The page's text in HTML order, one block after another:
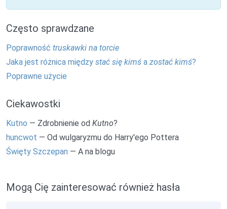
Często sprawdzane
Poprawność truskawki na torcie
Jaka jest różnica między stać się kimś a zostać kimś?
Poprawne użycie
Ciekawostki
Kutno — Zdrobnienie od Kutno?
huncwot — Od wulgaryzmu do Harry'ego Pottera
Święty Szczepan — A na blogu
Mogą Cię zainteresować również hasła